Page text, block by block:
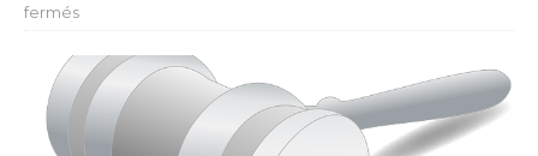
fermés